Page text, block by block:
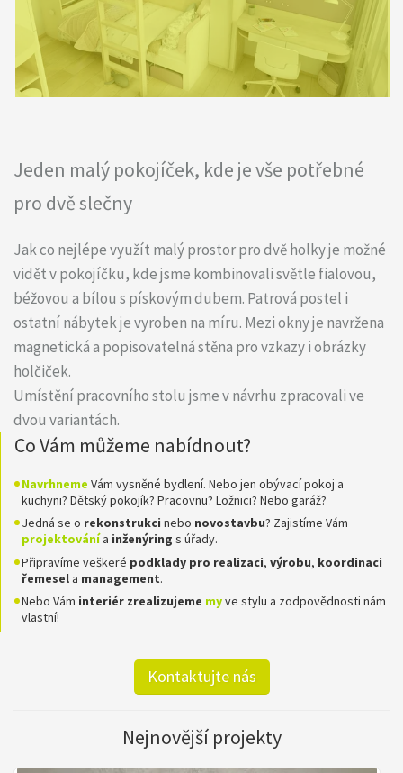
Jeden malý pokojíček, kde je vše potřebné
pro dvě slečny
Jak co nejlépe využít malý prostor pro dvě holky je možné
vidět v pokojíčku, kde jsme kombinovali světle fialovou,
béžovou a bílou s pískovým dubem. Patrová postel i
ostatní nábytek je vyroben na míru. Mezi okny je navržena
magnetická a popisovatelná stěna pro vzkazy i obrázky
holčiček.
Umístění pracovního stolu jsme v návrhu zpracovali ve
dvou variantách.
Co Vám můžeme nabídnout?
Navrhneme Vám vysněné bydlení. Nebo jen obývací pokoj a
kuchyni? Dětský pokojík? Pracovnu? Ložnici? Nebo garáž?
Jedná se o rekonstrukci nebo novostavbu? Zajistíme Vám
projektovánía inženýring s úřady.
Připravíme veškeré podklady pro realizaci, výrobu, koordinaci
řemesela management.
Nebo Vám interiér zrealizujeme myve stylu a zodpovědnosti nám
vlastní!
Kontaktujte nás
Nejnovější projekty